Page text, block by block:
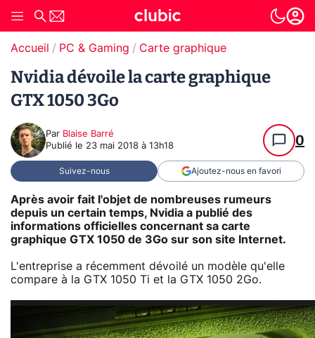
Accueil PC & Gaming Carte graphique
Nvidia dévoile la carte graphique
GTX 1050 3Go
Par Blaise Barré
Publié le 23 mai 2018 à 13h18 0
Suivez-nous Ajoutez-nous en favori
Après avoir fait l'objet de nombreuses rumeurs
depuis un certain temps, Nvidia a publié des
informations officielles concernant sa carte
graphique GTX 1050 de 3Go sur son site Internet.
L'entreprise a récemment dévoilé un modèle qu'elle
compare à la GTX 1050 Ti et la GTX 1050 2Go.